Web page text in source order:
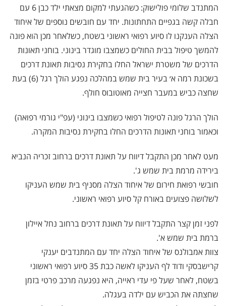
המתנדב שלומי פולישוק: כשהגעתי למקום מצאתי ילד כבן 6 עם
חבלה קשה בגפיים התחתונות. יחד עם חובשים נוספים של איחוד
הצלה הענקנו לו סיוע רפואי ראשוני בשטח, כשלאחר מכן הוא פונה
להמשך טיפול בבית החולים כשמצבו מוגדר בינוני. בוחני תאונות
הדרכים של משטרת ישראל החלו בחקירת נסיבות תאונת דרכים
בשכונת רמה א׳ בעיר בית שמש במהלכה נפגע הולך רגל (6) בעת
שחצה כביש במעבר חצייה מאוטובוס חולף.
הולך הרגל פונה לטיפול רפואי כשמצבו בינוני (עפ"י גורמי רפואה)
וכאמור בוחני תאונות הדרכים החלו בחקירת נסיבות המקרה.
מעט לאחר מכן התקבל דיווח על תאונת דרכים ברחוב זכריה הנביא
בירידה מרמת בית שמש ג'.
חובשי רפואת חירום של איחוד הצלה מסניף בית שמש העניקו
לשלושה פצועים באורח קל סיוע רפואי ראשוני.
לפני זמן קצר התקבל דיווח על תאונת דרכים ברחוב נחל איילון
ברמת בית שמש א'.
צוות אמבולנס של איחוד הצלה יחד עם המתנדבים יענקי
קרישבסקי ודוד לף העניקו לאשה כבת 35 סיוע רפואי ראשוני
בשטח, לאחר שעל פי עדי ראייה, היא נפגעה מרכב פרטי בזמן
שחצתה את הכביש עם ילדה בעגלה.